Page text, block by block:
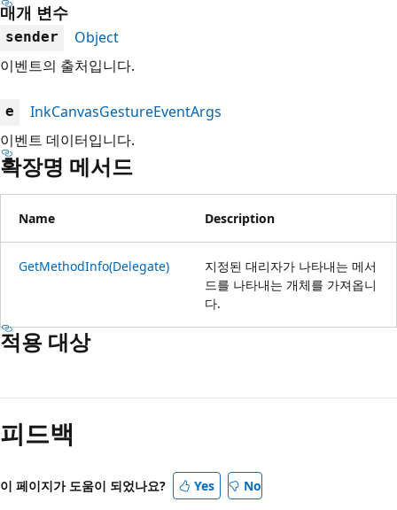
매개 변수
sender
Object
이벤트의 출처입니다.
e
InkCanvasGestureEventArgs
이벤트 데이터입니다.
확장명 메서드
Name Description
GetMethodInfo(Delegate)
지정된 대리자가 나타내는 메서
드를 나타내는 개체를 가져옵니
다.
적용 대상
기
모
사
피드백
이 페이지가 도움이 되었나요? Yes No